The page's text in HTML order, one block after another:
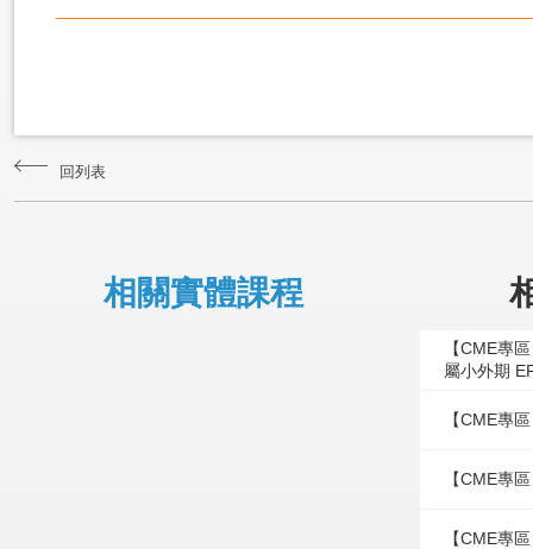
回列表
相關實體課程
【CME專
屬小外期
【CME專
【CME專
【CME專